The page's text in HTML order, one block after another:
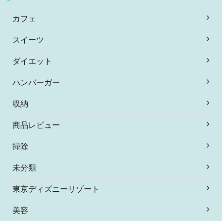
カフェ
スイーツ
ダイエット
ハンバーガー
収納
商品レビュー
掃除
未分類
東京ディズニーリゾート
美容